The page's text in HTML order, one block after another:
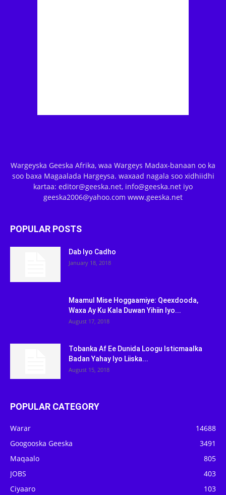
Wargeyska Geeska Afrika, waa Wargeys Madax-banaan oo ka
soo baxa Magaalada Hargeysa. waxaad nagala soo xidhiidhi
kartaa: editor@geeska.net, info@geeska.net iyo
geeska2006@yahoo.com www.geeska.net
POPULAR POSTS
Dab Iyo Cadho
January 18, 2018
Maamul Mise Hoggaamiye: Qeexdooda,
Waxa Ay Ku Kala Duwan Yihiin Iyo...
August 17, 2018
Tobanka Af Ee Dunida Loogu Isticmaalka
Badan Yahay Iyo Liiska...
August 15, 2018
POPULAR CATEGORY
Warar
14688
Googooska Geeska
3491
Maqaalo
805
JOBS
403
Ciyaaro
103